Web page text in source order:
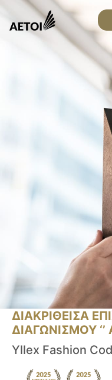
ΔΙΑΚΡΙΘΕΙΣΑ
ΔΙΑΓΩΝΙΣΜΟΥ ‘’
Yllex Fashion